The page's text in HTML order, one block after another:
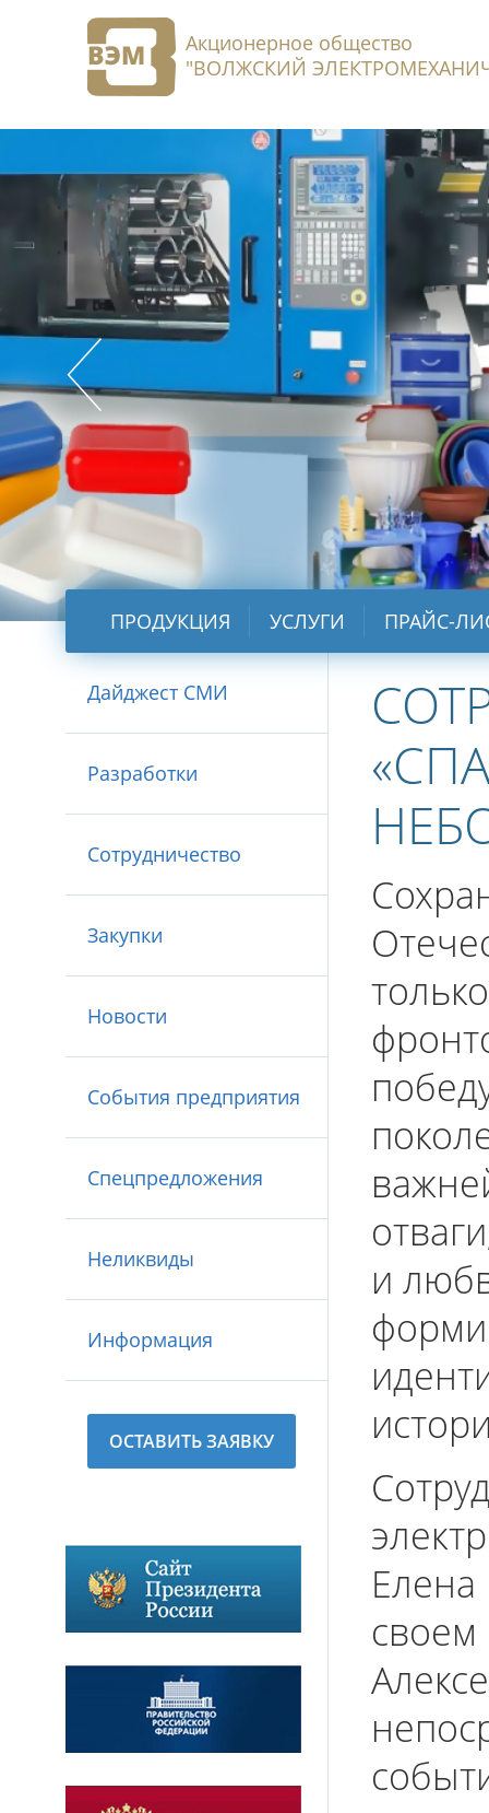
Акционерное общество
"ВОЛЖСКИЙ
ПРОДУКЦИЯ УСЛУГИ ПРАЙС-
Дайджест СМИ
Разработки
Сотрудничество
Закупки
Новости
События предприятия
Спецпредложения
Неликвиды
Информация
ОСТАВИТЬ ЗАЯВКУ
и
Елена